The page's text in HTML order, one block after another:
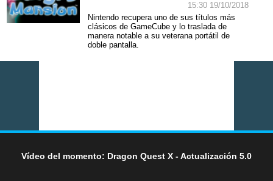
15:30 19/10/2018
Nintendo recupera uno de sus títulos más
clásicos de GameCube y lo traslada de
manera notable a su veterana portátil de
doble pantalla.
Vídeo del momento: Dragon Quest X - Actualización 5.0